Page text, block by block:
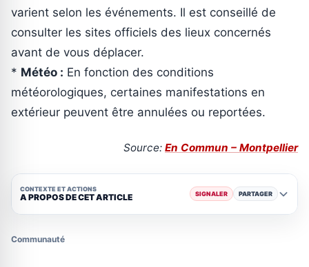
varient selon les événements. Il est conseillé de
consulter les sites officiels des lieux concernés
avant de vous déplacer.
* Météo : En fonction des conditions
météorologiques, certaines manifestations en
extérieur peuvent être annulées ou reportées.
Source: En Commun – Montpellier
CONTEXTE ET ACTIONS
A PROPOS DE CET ARTICLE SIGNALER PARTAGER
Communauté